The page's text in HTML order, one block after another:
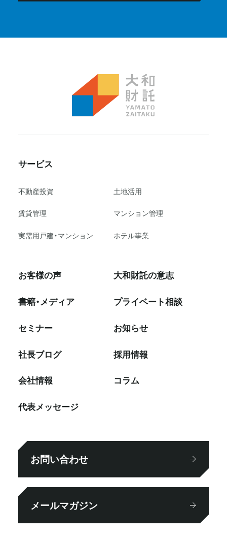
サービス
不動産投資
⼟地活⽤
賃貸管理
マンション管理
実需用戸建・マンション
ホテル事業
お客様の声
書籍・メディア
セミナー
社⻑ブログ
会社情報
代表メッセージ
大和財託の意志
プライベート相談
お知らせ
採⽤情報
コラム
お問い合わせ
メールマガジン